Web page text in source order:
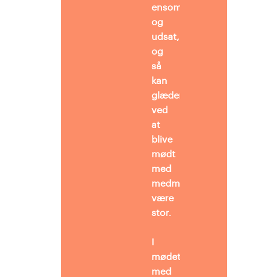
ensom
og
udsat,
og
så
kan
glæden
ved
at
blive
mødt
med
medmenneskelighed
være
stor.
mødet
med